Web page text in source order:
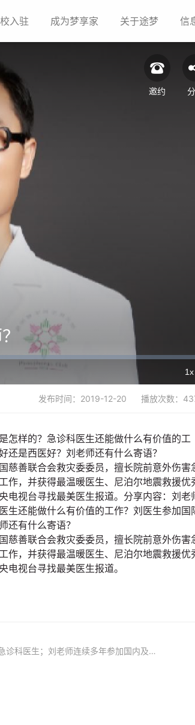
入驻(current)成为梦享家(current)关于途梦 信
1x
邀约
发布时间：2019-12-20 播放次数：
怎样的？急诊科医生还能做什么有价值的工
是西医好？刘老师还有什么寄语？
慈善联合会救灾委委员，擅长院前意外伤害
作，并获得最温暖医生、尼泊尔地震救援优
电视台寻找最美医生报道。分享内容：刘老
生还能做什么有价值的工作？刘医生参加国
还有什么寄语？
慈善联合会救灾委委员，擅长院前意外伤害
作，并获得最温暖医生、尼泊尔地震救援优
视台寻找最美医生报道。
分享主题：我是一名与死神赛跑的急诊科医生；刘老师连续多年参加国内及国际灾难救援，曾接受央视《寻找最美医生》报导。